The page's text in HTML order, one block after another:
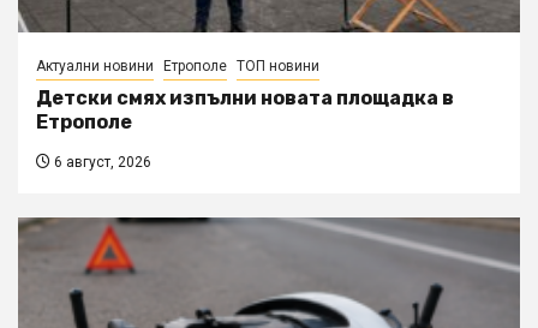
Актуални новини Етрополе ТОП новини
Детски смях изпълни новата площадка в
Етрополе
6 август, 2026